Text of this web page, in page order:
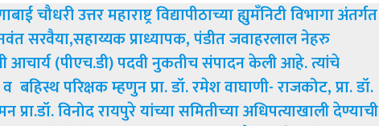
चौधरी उत्तर महाराष्ट्र विद्यापीठाच्या ह्युमँनिटी विभागा अंतर्गत
सरवैया,सहाय्यक प्राध्यापक, पंडीत जवाहरलाल नेहरु
आचार्य (पीएच.डी) पदवी नुकतीच संपादन केली आहे. त्यांचे
बहिस्थ परिक्षक म्हणुन प्रा. डॉ. रमेश वाघाणी- राजकोट, प्रा. डॉ.
विनोद रायपुरे यांच्या समितीच्या अधिपत्याखाली देण्याची